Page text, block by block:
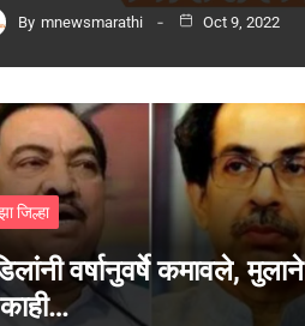
By mnewsmarathi Oct 9, 2022
जिल्हा
वर्षानुवर्षे कमावले, मुलाने